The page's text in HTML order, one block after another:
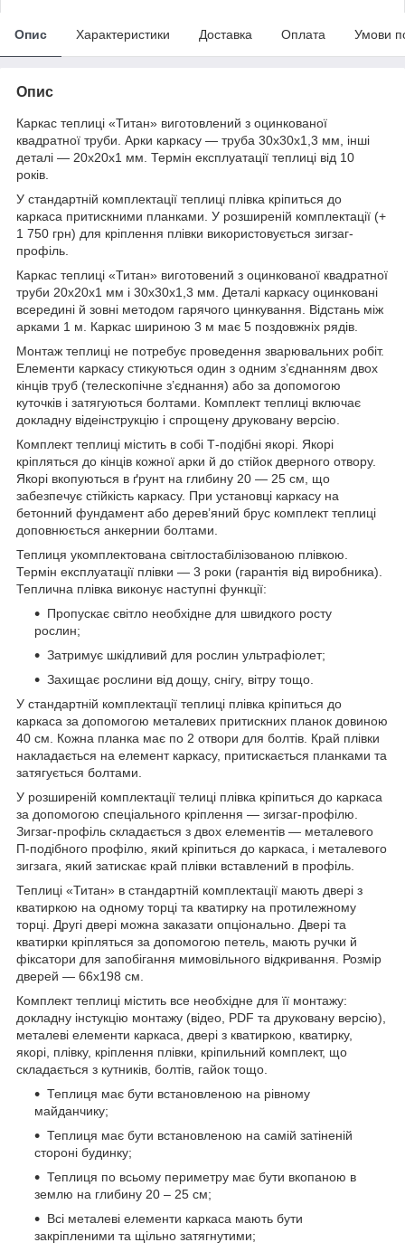
Опис Характеристики Доставка Оплата Умови
Опис
Каркас теплиці «Титан» виготовлений з оцинкованої
квадратної труби. Арки каркасу — труба 30х30х1,3 мм, інші
деталі — 20х20х1 мм. Термін експлуатації теплиці від 10
років.
У стандартній комплектації теплиці плівка кріпиться до
каркаса притискними планками. У розширеній комплектації (+
1 750 грн) для кріплення плівки використовується зигзаг-
профіль.
Каркас теплиці «Титан» виготовений з оцинкованої квадратної
труби 20х20х1 мм і 30х30х1,3 мм. Деталі каркасу оцинковані
всередині й зовні методом гарячого цинкування. Відстань між
арками 1 м. Каркас шириною 3 м має 5 поздовжніх рядів.
Монтаж теплиці не потребує проведення зварювальних робіт.
Елементи каркасу стикуються один з одним з’єднанням двох
кінців труб (телескопічне з’єднання) або за допомогою
куточків і затягуються болтами. Комплект теплиці включає
докладну відеінструкцію і спрощену друковану версію.
Комплект теплиці містить в собі Т-подібні якорі. Якорі
кріпляться до кінців кожної арки й до стійок дверного отвору.
Якорі вкопуються в ґрунт на глибину 20 — 25 см, що
забезпечує стійкість каркасу. При установці каркасу на
бетонний фундамент або дерев’яний брус комплект теплиці
доповнюється анкернии болтами.
Теплиця укомплектована світлостабілізованою плівкою.
Термін експлуатації плівки — 3 роки (гарантія від виробника).
Теплична плівка виконує наступні функції:
Пропускає світло необхідне для швидкого росту
рослин;
Затримує шкідливий для рослин ультрафіолет;
Захищає рослини від дощу, снігу, вітру тощо.
У стандартній комплектації теплиці плівка кріпиться до
каркаса за допомогою металевих притискних планок довиною
40 см. Кожна планка має по 2 отвори для болтів. Край плівки
накладається на елемент каркасу, притискається планками та
затягується болтами.
У розширеній комплектації телиці плівка кріпиться до каркаса
за допомогою спеціального кріплення — зигзаг-профілю.
Зигзаг-профіль складається з двох елементів — металевого
П-подібного профілю, який кріпиться до каркаса, і металевого
зигзага, який затискає край плівки вставлений в профіль.
Теплиці «Титан» в стандартній комплектації мають двері з
кватиркою на одному торці та кватирку на протилежному
торці. Другі двері можна заказати опціонально. Двері та
кватирки кріпляться за допомогою петель, мають ручки й
фіксатори для запобігання мимовільного відкривання. Розмір
дверей — 66х198 см.
Комплект теплиці містить все необхідне для її монтажу:
докладну інстукцію монтажу (відео, PDF та друковану версію),
металеві елементи каркаса, двері з кватиркою, кватирку,
якорі, плівку, кріплення плівки, кріпильний комплект, що
складається з кутників, болтів, гайок тощо.
Теплиця має бути встановленою на рівному
майданчику;
Теплиця має бути встановленою на самій затіненій
стороні будинку;
Теплиця по всьому периметру має бути вкопаною в
землю на глибину 20 – 25 см;
Всі металеві елементи каркаса мають бути
закріпленими та щільно затягнутими;